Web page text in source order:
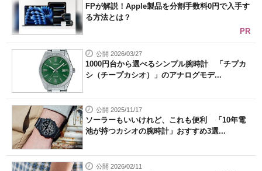
FPが解説！Apple製品を分割手数料0円で入手す
る方法とは？
PR
公開 2026/03/27
1000円台から選べるシンプル腕時計 「チプカ
シ（チープカシオ）」のアナログモデ...
公開 2025/11/17
ソーラーもいいけれど、これも便利 「10年電
池が持つカシオの腕時計」おすすめ3選...
公開 2026/02/11